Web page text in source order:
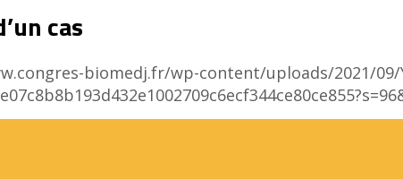
cas
biomedj.fr/wp-content/uploads/2021/09/